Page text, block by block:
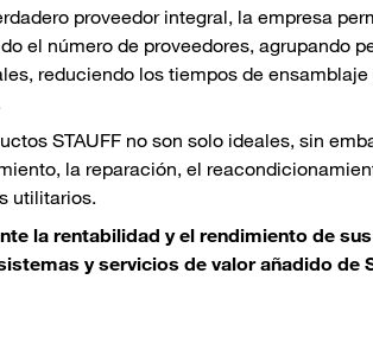
proveedor integral, la empresa
el número de proveedores, agrupando
reduciendo los tiempos de
STAUFF no son solo ideales, sin
la reparación, el
utilitarios.
la rentabilidad y el rendimiento de
y servicios de valor añadido de